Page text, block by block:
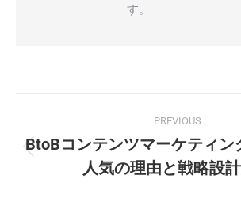
す。
navigation
PREVIOUS
Previous
post:
BtoBコンテンツマーケティン
人気の理由と戦略設